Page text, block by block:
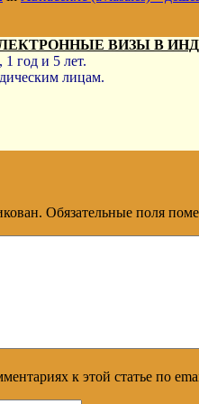
ВИЗЫ В
год и 5 лет.
лицам.
Обязательные поля
к этой статье по